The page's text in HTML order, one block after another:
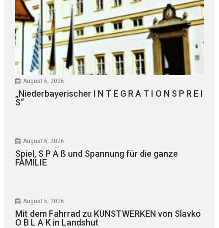
August 6, 2026
„Niederbayerischer I N T E G R A T I O N S P R E I
S“
August 6, 2026
Spiel, S P A ß und Spannung für die ganze
FAMILIE
August 5, 2026
Mit dem Fahrrad zu KUNSTWERKEN von Slavko
O B L A K in Landshut